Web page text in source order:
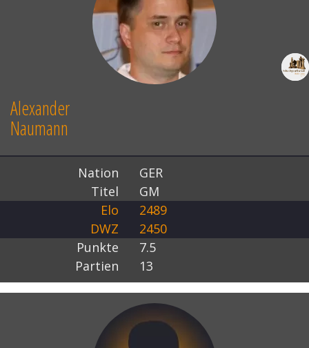
Alexander
Naumann
Nation
GER
Titel
GM
Elo
2489
DWZ
2450
Punkte
7.5
Partien
13